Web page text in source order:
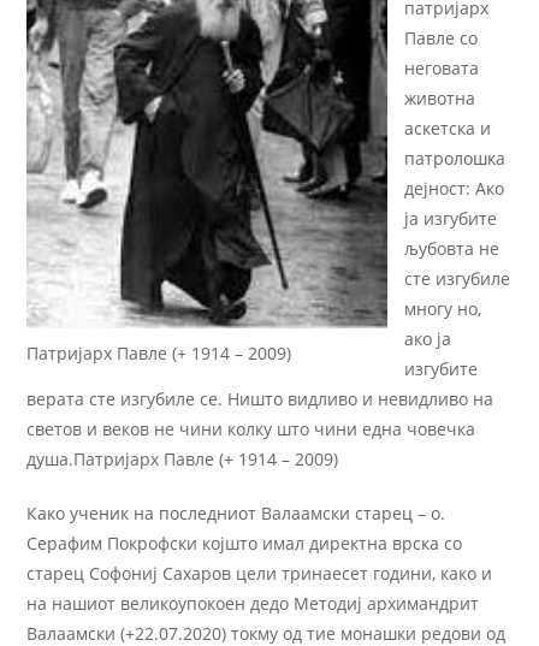
Патријарх Павле (+ 1914 – 2009)
патријарх
Павле со
неговата
животна
аскетска и
патролошка
дејност: Ако
ја изгубите
љубовта не
сте изгубиле
многу но,
ако ја
изгубите
верата сте изгубиле се. Ништо видливо и невидливо на
светов и веков не чини колку што чини една човечка
душа.Патријарх Павле (+ 1914 – 2009)
Како ученик на последниот Валаамски старец – о.
Серафим Покрофски којшто имал директна врска со
старец Софониј Сахаров цели тринаесет години, како и
на нашиот великоупокоен дедо Методиј архимандрит
Валаамски (+22.07.2020) токму од тие монашки редови од